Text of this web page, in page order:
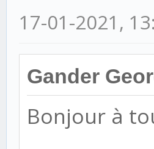
17-01-2021,
Gander
Bonjour à